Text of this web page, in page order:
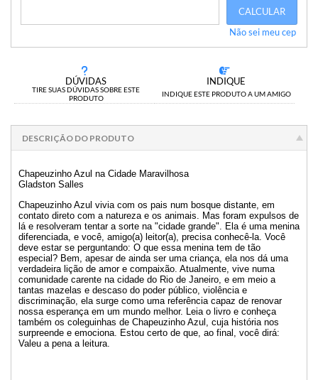
DÚVIDAS
TIRE SUAS DÚVIDAS SOBRE ESTE
PRODUTO
INDIQUE
INDIQUE ESTE PRODUTO A UM AMIGO
CALCULAR
Não sei meu cep
DESCRIÇÃO DO PRODUTO
Chapeuzinho Azul na Cidade Maravilhosa
Gladston Salles
Chapeuzinho Azul vivia com os pais num bosque distante, em
contato direto com a natureza e os animais. Mas foram expulsos de
lá e resolveram tentar a sorte na "cidade grande". Ela é uma menina
diferenciada, e você, amigo(a) leitor(a), precisa conhecê-la. Você
deve estar se perguntando: O que essa menina tem de tão
especial? Bem, apesar de ainda ser uma criança, ela nos dá uma
verdadeira lição de amor e compaixão. Atualmente, vive numa
comunidade carente na cidade do Rio de Janeiro, e em meio a
tantas mazelas e descaso do poder público, violência e
discriminação, ela surge como uma referência capaz de renovar
nossa esperança em um mundo melhor. Leia o livro e conheça
também os coleguinhas de Chapeuzinho Azul, cuja história nos
surpreende e emociona. Estou certo de que, ao final, você dirá:
Valeu a pena a leitura.